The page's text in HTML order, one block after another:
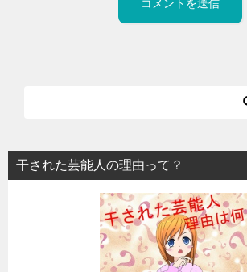
干された芸能人の理由って？